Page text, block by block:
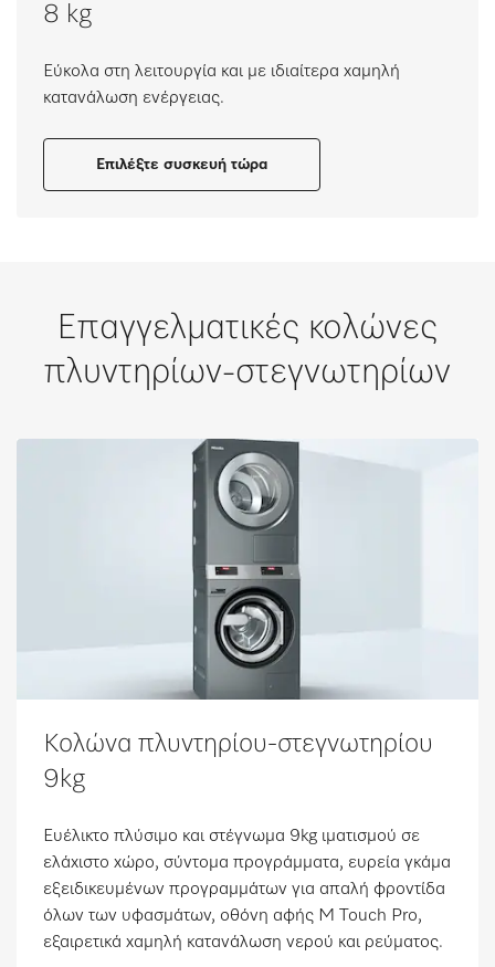
8 kg
Εύκολα στη λειτουργία και με ιδιαίτερα χαμηλή
κατανάλωση ενέργειας.
Επιλέξτε συσκευή τώρα
Επαγγελματικές κολώνες
πλυντηρίων-στεγνωτηρίων
Κολώνα πλυντηρίου-στεγνωτηρίου
9kg
Ευέλικτο πλύσιμο και στέγνωμα 9kg ιματισμού σε
ελάχιστο χώρο, σύντομα προγράμματα, ευρεία γκάμα
εξειδικευμένων προγραμμάτων για απαλή φροντίδα
όλων των υφασμάτων, οθόνη αφής M Touch Pro,
εξαιρετικά χαμηλή κατανάλωση νερού και ρεύματος.